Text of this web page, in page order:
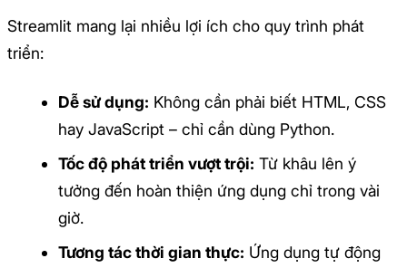
Streamlit mang lại nhiều lợi ích cho quy trình phát
triển:
Dễ sử dụng: Không cần phải biết HTML, CSS
hay JavaScript – chỉ cần dùng Python.
Tốc độ phát triển vượt trội: Từ khâu lên ý
tưởng đến hoàn thiện ứng dụng chỉ trong vài
giờ.
Tương tác thời gian thực: Ứng dụng tự động